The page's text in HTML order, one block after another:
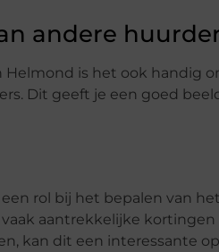
andere
is het ook handig
Dit geeft je een goed
rol bij het bepalen van
aantrekkelijke kortingen
kan dit een interessante